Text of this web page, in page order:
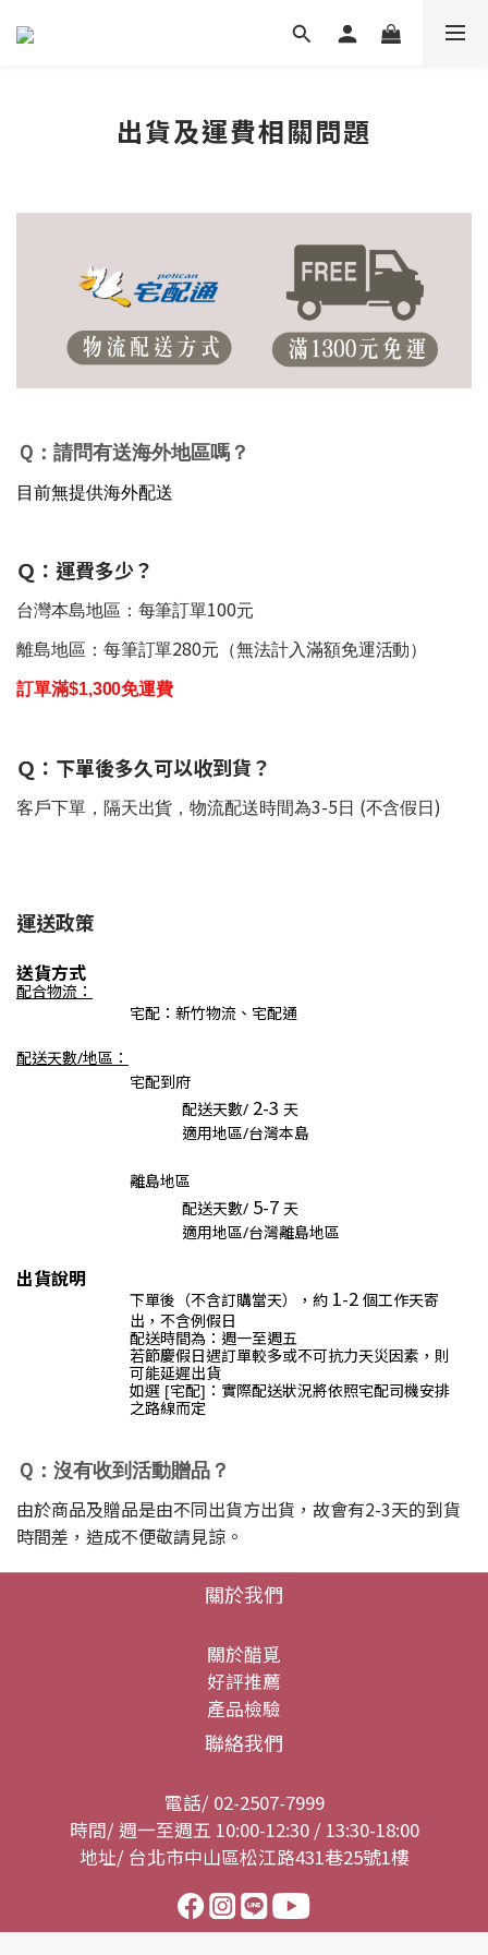
出貨及運費相關問題
Ｑ：請問有送海外地區嗎？
目前無提供海外配送
Ｑ：運費多少？
台灣本島地區：每筆訂單100元
離島地區：每筆訂單280元（無法計入滿額免運活動）
訂單滿$1,300免運費
Ｑ：下單後多久可以收到貨？
客戶下單，隔天出貨，物流配送時間為3-5 日 (不含假日 )
運送政策
送貨方式
配合物流：
宅配：新竹物流、宅配通
配送天數/地區：
宅配到府
配送天數/ 2-3 天
適用地區/台灣本島
離島地區
配送天數/ 5-7 天
適用地區/台灣離島地區
出貨說明
下單後（不含訂購當天），約 1-2 個工作天寄
出，不含例假日
配送時間為： 週一至週五
若節慶假日遇訂單較多或不可抗力天災因素，則
可能延遲出貨
如選 [宅配]：實際配送狀況將依照宅配司機安排
之路線而定
Ｑ：沒有收到活動贈品？
由於商品及贈品是由不同出貨方出貨，故會有2-3天的到貨
時間差，造成不便敬請見諒。
關於我們
關於醋覓
好評推薦
產品檢驗
聯絡我們
電話/ 02-2507-7999
時間/ 週一至週五 10:00-12:30 / 13:30-18:00
地址/ 台北市中山區松江路431巷25號1樓